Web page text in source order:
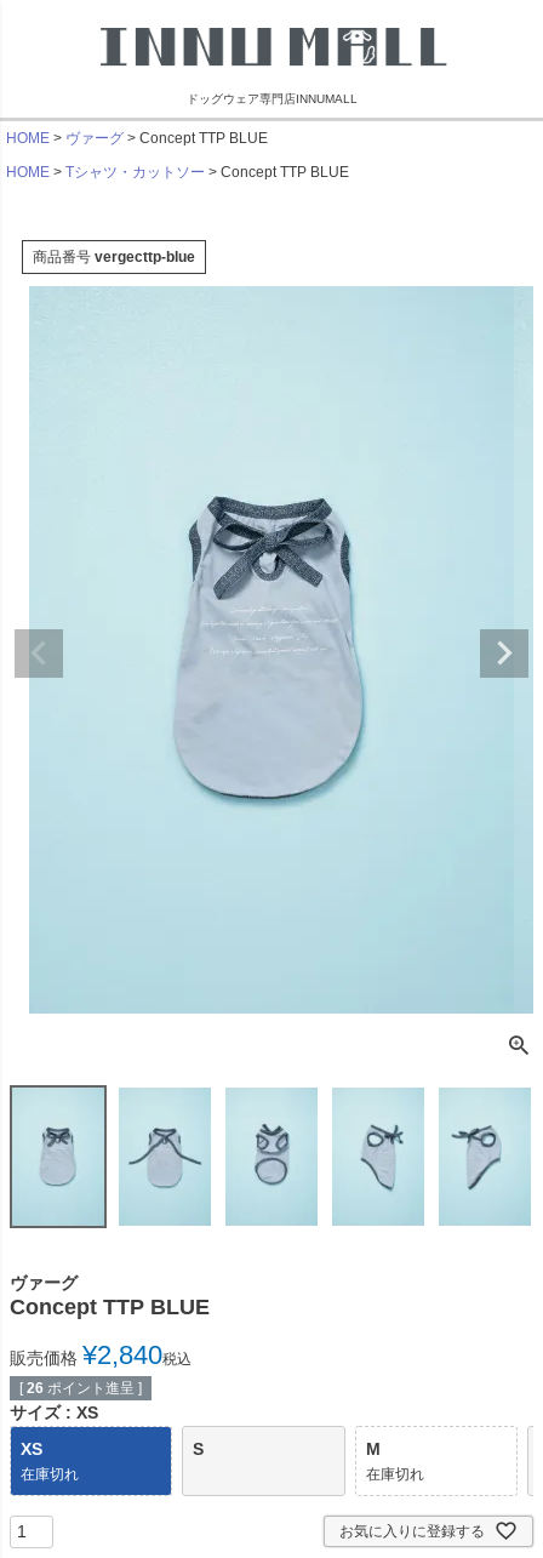
ドッグウェア専門店INNUMALL
HOME ヴァーグ
Concept TTP BLUE
HOME
Tシャツ・カットソー Concept TTP BLUE
を見る
ビーチェホリック
スーパーベー君 クー
ルプラスタンクトッ
プ GREEN
販売価格
¥3,025税込
ライフライク
寝そべりアニマルト
レーナー ゼブラ
販売価格
〜
詳細を見る
〜
詳細を
商品番号 vergecttp-blue
ヴァーグ
Concept TTP BLUE
販売価格 ¥2,840税込
[ 26 ポイント進呈 ]
サイズ
XS
XS
在庫切れ
S M
在庫切れ
お気に入りに登録する